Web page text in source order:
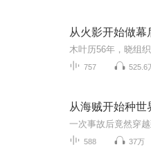
从火影开始做
757 525.6
从海贼开始种
588 37万